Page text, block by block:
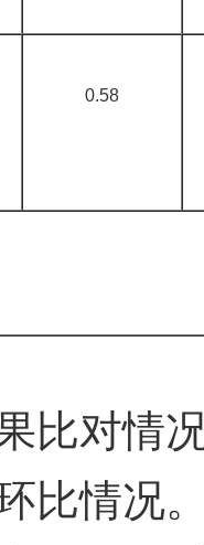
0.58
对情
情况